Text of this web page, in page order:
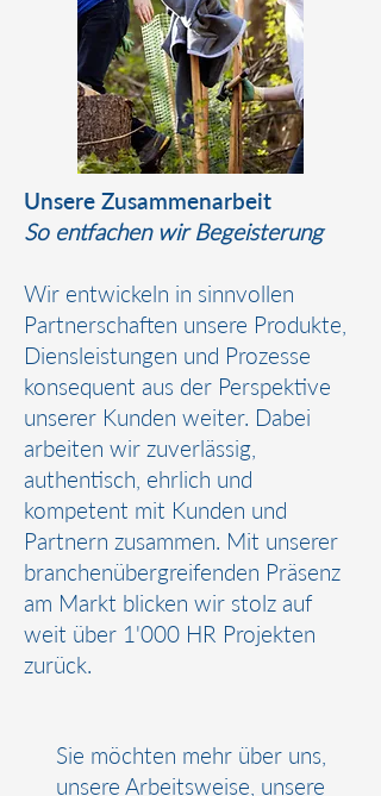
Unsere Zusammenarbeit
So entfachen wir Begeisterung
Wir entwickeln in sinnvollen
Partnerschaften unsere Produkte,
Diensleistungen und Prozesse
konsequent aus der Perspektive
unserer Kunden weiter. Dabei
arbeiten wir zuverlässig,
authentisch, ehrlich und
kompetent mit Kunden und
Partnern zusammen. Mit unserer
branchenübergreifenden Präsenz
am Markt blicken wir stolz auf
weit über 1'000 HR Projekten
zurück.
Sie möchten mehr über uns,
unsere Arbeitsweise, unsere